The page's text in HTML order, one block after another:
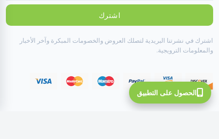
اشترك
اشترك في نشرتنا البريدية لتصلك العروض والخصومات المبكرة وآخر الأخبار
والمعلومات الترويجية.
الحصول على التطبيق